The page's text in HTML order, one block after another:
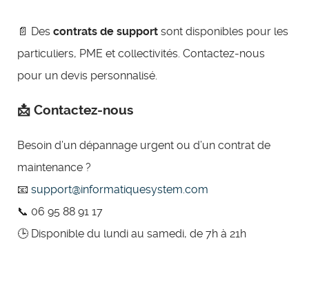
📄 Des contrats de support sont disponibles pour les
particuliers, PME et collectivités. Contactez-nous
pour un devis personnalisé.
📩 Contactez-nous
Besoin d’un dépannage urgent ou d’un contrat de
maintenance ?
📧 support@informatiquesystem.com
📞 06 95 88 91 17
🕒 Disponible du lundi au samedi, de 7h à 21h